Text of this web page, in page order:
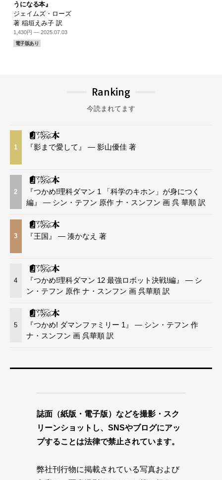
うになる本』
ジェイムズ・ローズ
著 稲垣えみ子 訳
1,430円 — 2025.07.03
電子版あり
Ranking
今読まれてます
1 『影まで愛して』 — 影山優佳 著
2
『つかめ!理科ダマン 1 「科学のキホン」が身につく
編』 — シン・テフン 原作 ナ・スンフン 画 呉 華順 訳
3 『王国』 — 湊かなえ 著
4
『つかめ!理科ダマン 12 最強ロボット決戦!編』 — シ
ン・テフン 原作 ナ・スンフン 画 呉華順 訳
5
『つかめ! ダマンファミリー 1』 — シン・テフン 作
ナ・スンフン 画 呉華順 訳
誌面（紙版・電子版）などを撮影・スク
リーンショットし、SNSやブログにアッ
プすることは法律で禁止されています。
弊社刊行物に掲載されている写真および